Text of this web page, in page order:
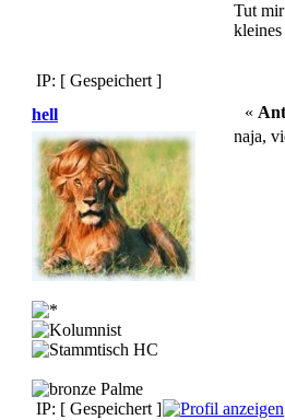
Tut
IP: [ Gespeichert ]
hell
«
naja,
IP: [ Gespeichert ]